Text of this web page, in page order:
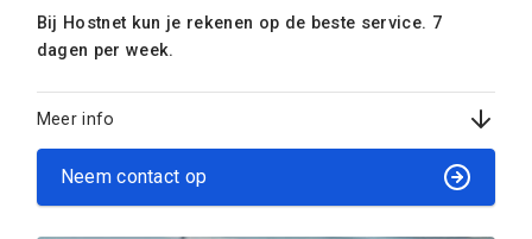
Bij Hostnet kun je rekenen op de beste service. 7
dagen per week.
Meer info
Neem contact op